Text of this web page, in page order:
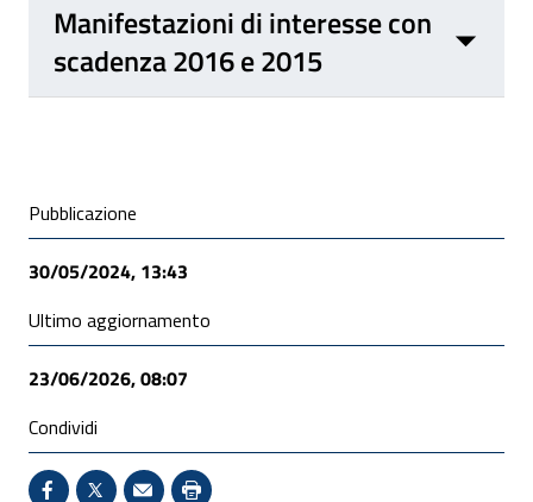
Manifestazioni di interesse con
scadenza 2016 e 2015
Condivisione social
Pubblicazione
30/05/2024, 13:43
Ultimo aggiornamento
23/06/2026, 08:07
Condividi